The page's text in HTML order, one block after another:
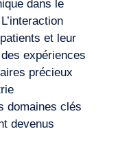
dans le
et leur
expériences
précieux
domaines clés
devenus